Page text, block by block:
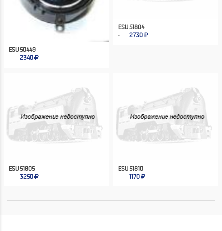
ESU 50449
2340
ESU 51804
2730
ESU 51805
3250
ESU 51810
1170